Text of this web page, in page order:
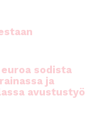
sodista
ja
avustustyö